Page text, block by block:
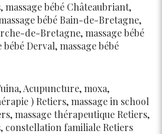
,massage bébé Châteaubriant,
bébé Bain-de-Bretagne,
de-Bretagne,massage bébé
bébé Derval,massage bébé
Acupuncture, moxa,
) Retiers,massage in school
,massage thérapeutique Retiers,
, constellation familiale Retiers